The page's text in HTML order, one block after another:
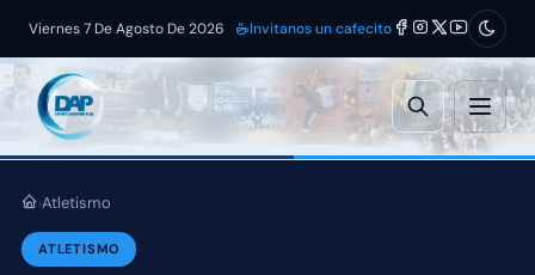
Viernes 7 De Agosto De 2026 Invitanos un cafecito
›Atletismo
ATLETISMO